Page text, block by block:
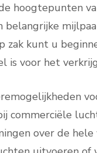
hoogtepunten
belangrijke
zak kunt u
is voor het
commerciële
over de